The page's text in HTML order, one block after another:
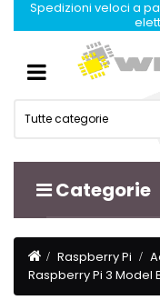
Spedizioni veloci a
Tutte categorie
Categorie
Toggle
Raspberry Pi
Raspberry Pi 3 Model